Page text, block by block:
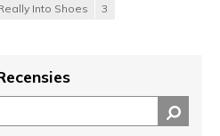
Into Shoes 3